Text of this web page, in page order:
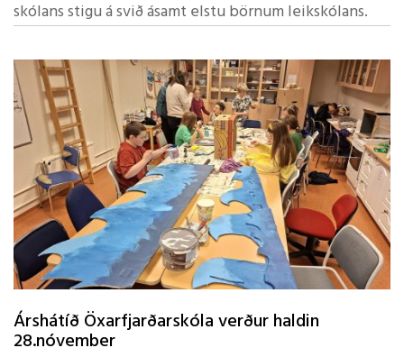
skólans stigu á svið ásamt elstu börnum leikskólans.
Árshátíð Öxarfjarðarskóla verður haldin
28.nóvember